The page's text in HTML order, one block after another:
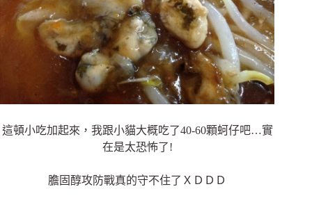
這頓小吃加起來，我跟小貓大概吃了40-60顆蚵仔吧…實
在是太恐怖了!
膽固醇攻防戰真的守不住了ＸＤＤＤ